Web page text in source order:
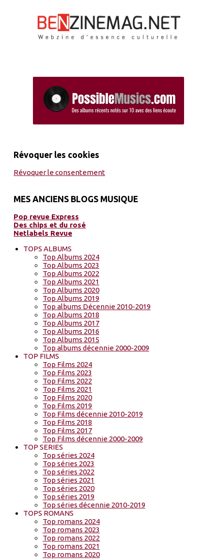
Révoquer les cookies
Révoquer le consentement
MES ANCIENS BLOGS MUSIQUE
Pop revue Express
Des chips et du rosé
Netlabels Revue
TOPS ALBUMS
Top Albums 2024
Top Albums 2023
Top Albums 2022
Top Albums 2021
Top Albums 2020
Top Albums 2019
Top albums Décennie 2010-2019
Top Albums 2018
Top Albums 2017
Top Albums 2016
Top Albums 2015
Top albums décennie 2000-2009
TOP FILMS
Top Films 2024
Top Films 2023
Top Films 2022
Top Films 2021
Top Films 2020
Top Films 2019
Top Films décennie 2010-2019
Top Films 2018
Top Films 2017
Top Films décennie 2000-2009
TOP SERIES
Top séries 2024
Top séries 2023
Top séries 2022
Top séries 2021
Top séries 2020
Top séries 2019
Top séries décennie 2010-2019
TOPS ROMANS
Top romans 2024
Top romans 2023
Top romans 2022
Top romans 2021
Top romans 2020